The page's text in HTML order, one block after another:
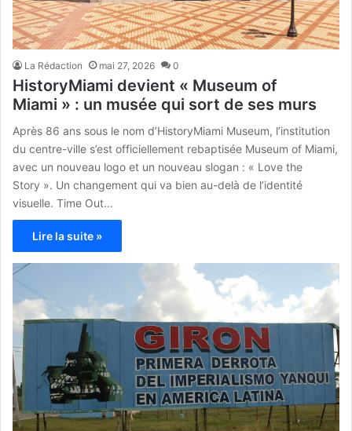
La Rédaction mai 27, 2026 0
HistoryMiami devient « Museum of
Miami » : un musée qui sort de ses murs
Après 86 ans sous le nom d’HistoryMiami Museum, l’institution
du centre-ville s’est officiellement rebaptisée Museum of Miami,
avec un nouveau logo et un nouveau slogan : « Love the
Story ». Un changement qui va bien au-delà de l’identité
visuelle. Time Out…
Lire la suite »